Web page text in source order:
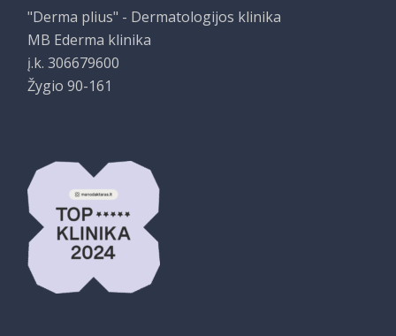
"Derma plius" - Dermatologijos klinika
MB Ederma klinika
į.k. 306679600
Žygio 90-161